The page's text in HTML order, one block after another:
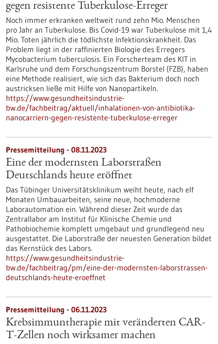
gegen resistente Tuberkulose-Erreger
Noch immer erkranken weltweit rund zehn Mio. Menschen
pro Jahr an Tuberkulose. Bis Covid-19 war Tuberkulose mit 1,4
Mio. Toten jährlich die tödlichste Infektionskrankheit. Das
Problem liegt in der raffinierten Biologie des Erregers
Mycobacterium tuberculosis. Ein Forscherteam des KIT in
Karlsruhe und dem Forschungszentrum Borstel (FZB), haben
eine Methode realisiert, wie sich das Bakterium doch noch
austricksen ließe mit Hilfe von Nanopartikeln.
https://www.gesundheitsindustrie-
bw.de/fachbeitrag/aktuell/inhalationen-von-antibiotika-
nanocarriern-gegen-resistente-tuberkulose-erreger
Pressemitteilung - 08.11.2023
Eine der modernsten Laborstraßen
Deutschlands heute eröffnet
Das Tübinger Universitätsklinikum weiht heute, nach elf
Monaten Umbauarbeiten, seine neue, hochmoderne
Laborautomation ein. Während dieser Zeit wurde das
Zentrallabor am Institut für Klinische Chemie und
Pathobiochemie komplett umgebaut und grundlegend neu
ausgestattet. Die Laborstraße der neuesten Generation bildet
das Kernstück des Labors.
https://www.gesundheitsindustrie-
bw.de/fachbeitrag/pm/eine-der-modernsten-laborstrassen-
deutschlands-heute-eroeffnet
Pressemitteilung - 06.11.2023
Krebsimmuntherapie mit veränderten CAR-
T-Zellen noch wirksamer machen